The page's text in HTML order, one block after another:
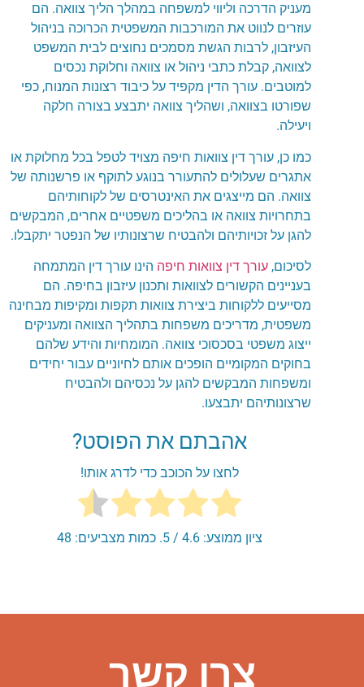
מעניק הדרכה וליווי למשפחה במהלך הליך צוואה. הם
עוזרים לנווט את המורכבות המשפטית הכרוכה בניהול
העיזבון, לרבות הגשת מסמכים נחוצים לבית המשפט
לצוואה, קבלת כתבי ניהול או צוואה וחלוקת נכסים
למוטבים. עורך הדין מקפיד על כיבוד רצונות המנוח, כפי
שפורטו בצוואה, ושהליך צוואה יתבצע בצורה חלקה
ויעילה.
כמו כן, עורך דין צוואות חיפה מצויד לטפל בכל מחלוקת או
אתגרים שעלולים להתעורר בנוגע לתוקף או פרשנותה של
צוואה. הם מייצגים את האינטרסים של לקוחותיהם
בתחרויות צוואה או בהליכים משפטיים אחרים, המבקשים
להגן על זכויותיהם ולהבטיח שרצונותיו של הנפטר יתקבלו.
לסיכום, עורך דין צוואות חיפה הינו עורך דין המתמחה
בעניינים הקשורים לצוואות ותכנון עיזבון בחיפה. הם
מסייעים ללקוחות ביצירת צוואות תקפות ומקיפות מבחינה
משפטית, מדריכים משפחות בתהליך הצוואה ומעניקים
ייצוג משפטי בסכסוכי צוואה. המומחיות והידע שלהם
בחוקים המקומיים הופכים אותם לחיוניים עבור יחידים
ומשפחות המבקשים להגן על נכסיהם ולהבטיח
שרצונותיהם יתבצעו.
אהבתם את הפוסט?
לחצו על הכוכב כדי לדרג אותו!
ציון ממוצע: 4.6 / 5. כמות מצביעים: 48
צרו קשר